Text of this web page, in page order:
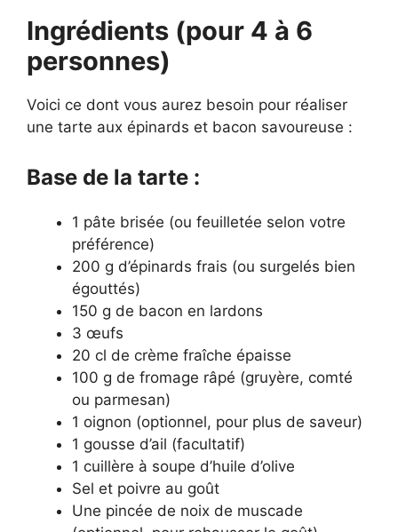
Ingrédients (pour 4 à 6
personnes)
Voici ce dont vous aurez besoin pour réaliser
une tarte aux épinards et bacon savoureuse :
Base de la tarte :
1 pâte brisée (ou feuilletée selon votre
préférence)
200 g d’épinards frais (ou surgelés bien
égouttés)
150 g de bacon en lardons
3 œufs
20 cl de crème fraîche épaisse
100 g de fromage râpé (gruyère, comté
ou parmesan)
1 oignon (optionnel, pour plus de saveur)
1 gousse d’ail (facultatif)
1 cuillère à soupe d’huile d’olive
Sel et poivre au goût
Une pincée de noix de muscade